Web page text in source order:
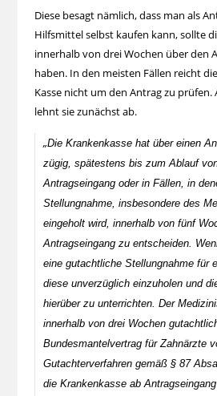
Diese besagt nämlich, dass man als
Hilfsmittel selbst kaufen kann, sollte
innerhalb von drei Wochen über den
haben. In den meisten Fällen reicht
Kasse nicht um den Antrag zu prüfen.
lehnt sie zunächst ab.
„Die Krankenkasse hat über einen
zügig, spätestens bis zum Ablauf
Antragseingang oder in Fällen, in
Stellungnahme, insbesondere des
eingeholt wird, innerhalb von fünf
Antragseingang zu entscheiden.
eine gutachtliche Stellungnahme für
diese unverzüglich einzuholen und
hierüber zu unterrichten. Der
innerhalb von drei Wochen
Bundesmantelvertrag für Zahnärzte
Gutachterverfahren gemäß § 87
die Krankenkasse ab